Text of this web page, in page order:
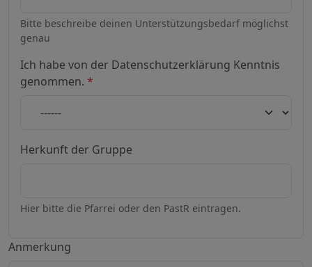
Bitte beschreibe deinen Unterstützungsbedarf möglichst
genau
Ich habe von der Datenschutzerklärung Kenntnis
genommen. *
Herkunft der Gruppe
Hier bitte die Pfarrei oder den PastR eintragen.
Anmerkung